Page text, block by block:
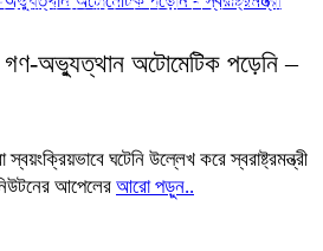
অভ্যুত্থান অটোমেটিক পড়েনি –
ঘটেনি উল্লেখ করে স্বরাষ্ট্রমন্ত্রী
আপেলের আরো পড়ুন..